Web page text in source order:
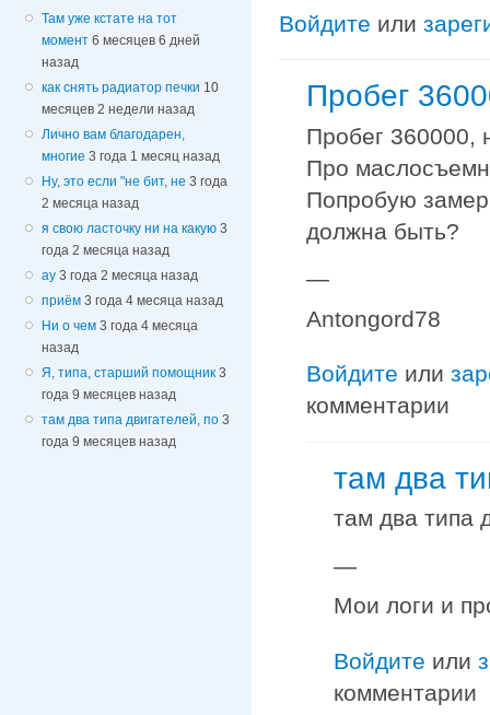
Там уже кстате на тот
момент 6 месяцев 6 дней
назад
как снять радиатор печки 10
месяцев 2 недели назад
Лично вам благодарен,
многие 3 года 1 месяц назад
Ну, это если "не бит, не 3 года
2 месяца назад
я свою ласточку ни на какую 3
года 2 месяца назад
ау 3 года 2 месяца назад
приём 3 года 4 месяца назад
Ни о чем 3 года 4 месяца
назад
Я, типа, старший помощник 3
года 9 месяцев назад
там два типа двигателей, по 3
года 9 месяцев назад
Войдите или
Пробег
Пробег 360000,
Про
Попробую
должна быть?
—
Antongord78
Войдите или
комментарии
там два
там два типа
—
Мои логи и
Войдите или
комментарии